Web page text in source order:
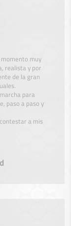
muy
realista y por
de la gran
para
paso a paso y
a mis